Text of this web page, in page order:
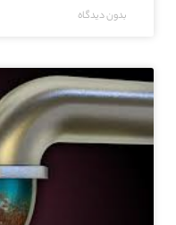
بدون دیدگاه